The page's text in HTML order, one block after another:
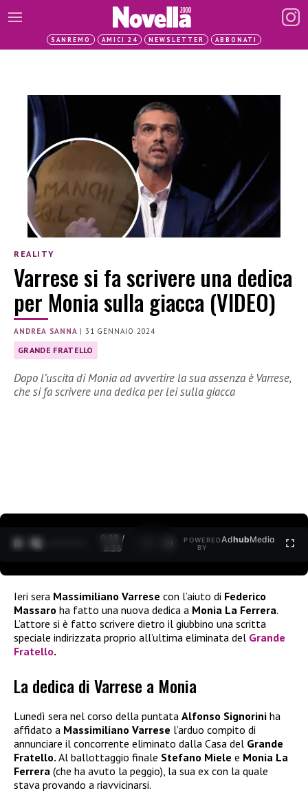
SANREMO AMICI 24 NEWSLETTER ABBONATI
REALITY
Varrese si fa scrivere una dedica
per Monia sulla giacca (VIDEO)
ANDREA SANNA |31 GENNAIO 2024
GRANDE FRATELLO
Dopo l’uscita di Monia ad avvertire la sua assenza è Varrese,
che si fa scrivere una dedica per lei sulla giacca
0:30 /
3:35
POWERED
BY
AdhubMedia
Ieri sera Massimiliano Varrese con l’aiuto di Federico
Massaro ha fatto una nuova dedica a Monia La Ferrera.
L’attore si è fatto scrivere dietro il giubbino una scritta
speciale indirizzata proprio all’ultima eliminata del Grande
Fratello.
La dedica di Varrese a Monia
Lunedì sera nel corso della puntata Alfonso Signorini ha
affidato a Massimiliano Varrese l’arduo compito di
annunciare il concorrente eliminato dalla Casa del Grande
Fratello. Al ballottaggio finale Stefano Miele e Monia La
Ferrera (che ha avuto la peggio), la sua ex con la quale
stava provando a riavvicinarsi.